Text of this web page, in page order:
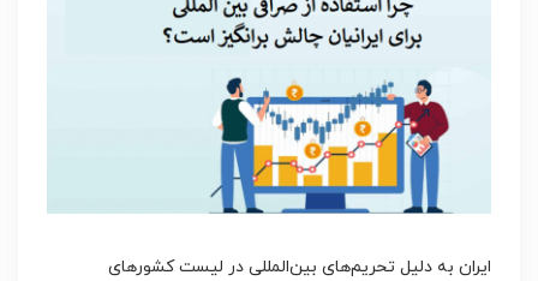
ایران به دلیل تحریم‌های بین‌المللی در لیست کشورهای